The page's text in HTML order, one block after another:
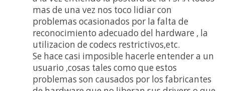
mas de una vez nos toco lidiar con
problemas ocasionados por la falta de
reconocimiento adecuado del hardware , la
utilizacion de codecs restrictivos,etc.
Se hace casi imposible hacerle entender a un
usuario ,cosas tales como que estos
problemas son causados por los fabricantes